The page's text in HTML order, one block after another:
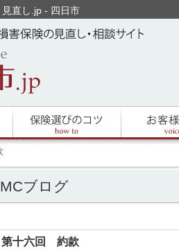
直し.jp - 四日市
ブログ
第十六回 約款